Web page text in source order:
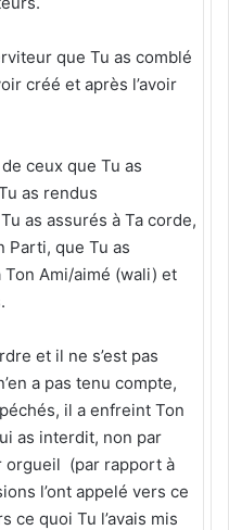
que Tu as comblé
créé et après l’avoir
ceux que Tu as
as rendus
as assurés à Ta corde,
Parti, que Tu as
Ton Ami/aimé (wali) et
et il ne s’est pas
a pas tenu compte,
il a enfreint Ton
as interdit, non par
orgueil (par rapport à
l’ont appelé vers ce
ce quoi Tu l’avais mis